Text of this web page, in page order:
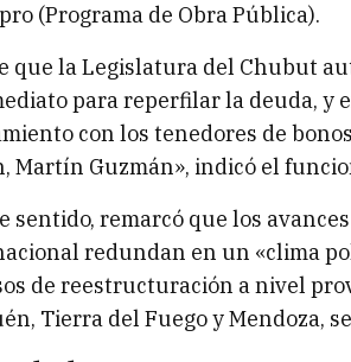
(Programa de Obra Pública).
que la Legislatura del Chubut
para reperfilar la deuda, y
con los tenedores de
Martín Guzmán», indicó el
sentido, remarcó que los
redundan en un «clima
de reestructuración a nivel
Tierra del Fuego y Mendoza,